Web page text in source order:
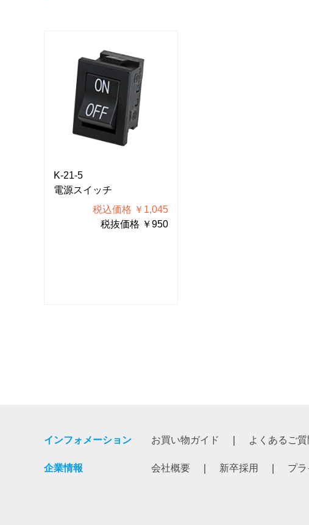
K-21-5
電源スイッチ
税込価格 ￥1,045
税抜価格 ￥950
インフォメーション お買い物ガイド よくあるご質
企業情報 会社概要 新卒採用 プ